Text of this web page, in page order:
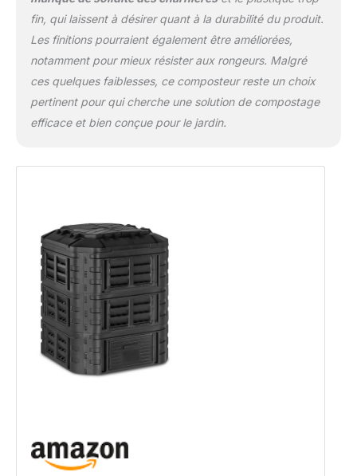
fin, qui laissent à désirer quant à la durabilité du produit.
Les finitions pourraient également être améliorées,
notamment pour mieux résister aux rongeurs. Malgré
ces quelques faiblesses, ce composteur reste un choix
pertinent pour qui cherche une solution de compostage
efficace et bien conçue pour le jardin.